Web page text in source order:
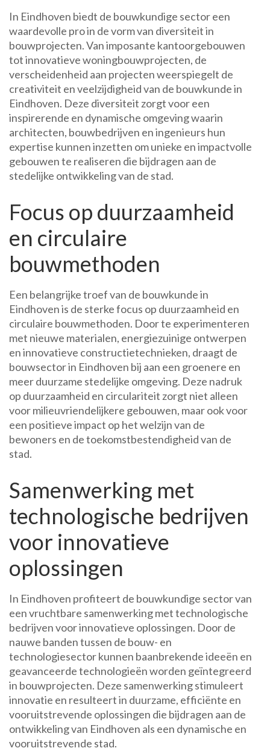
In Eindhoven biedt de bouwkundige sector een
waardevolle pro in de vorm van diversiteit in
bouwprojecten. Van imposante kantoorgebouwen
tot innovatieve woningbouwprojecten, de
verscheidenheid aan projecten weerspiegelt de
creativiteit en veelzijdigheid van de bouwkunde in
Eindhoven. Deze diversiteit zorgt voor een
inspirerende en dynamische omgeving waarin
architecten, bouwbedrijven en ingenieurs hun
expertise kunnen inzetten om unieke en impactvolle
gebouwen te realiseren die bijdragen aan de
stedelijke ontwikkeling van de stad.
Focus op duurzaamheid
en circulaire
bouwmethoden
Een belangrijke troef van de bouwkunde in
Eindhoven is de sterke focus op duurzaamheid en
circulaire bouwmethoden. Door te experimenteren
met nieuwe materialen, energiezuinige ontwerpen
en innovatieve constructietechnieken, draagt de
bouwsector in Eindhoven bij aan een groenere en
meer duurzame stedelijke omgeving. Deze nadruk
op duurzaamheid en circulariteit zorgt niet alleen
voor milieuvriendelijkere gebouwen, maar ook voor
een positieve impact op het welzijn van de
bewoners en de toekomstbestendigheid van de
stad.
Samenwerking met
technologische bedrijven
voor innovatieve
oplossingen
In Eindhoven profiteert de bouwkundige sector van
een vruchtbare samenwerking met technologische
bedrijven voor innovatieve oplossingen. Door de
nauwe banden tussen de bouw- en
technologiesector kunnen baanbrekende ideeën en
geavanceerde technologieën worden geïntegreerd
in bouwprojecten. Deze samenwerking stimuleert
innovatie en resulteert in duurzame, efficiënte en
vooruitstrevende oplossingen die bijdragen aan de
ontwikkeling van Eindhoven als een dynamische en
vooruitstrevende stad.